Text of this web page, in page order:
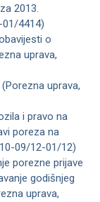
2013.
01/4414)
o
uprava,
uprava,
i pravo na
poreza na
09/12-01/12)
porezne prijave
godišnjeg
uprava,